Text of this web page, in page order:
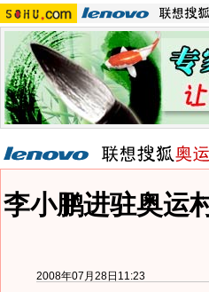
李小鹏进驻奥运
2008年07月28日11:23